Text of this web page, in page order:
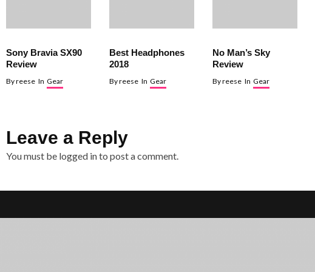
Sony Bravia SX90
Review
Byreese In Gear
Best Headphones
2018
Byreese In Gear
No Man’s Sky
Review
Byreese In Gear
Leave a Reply
You must be logged into post a comment.